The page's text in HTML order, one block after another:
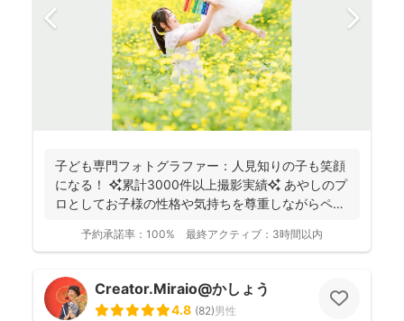
子ども専門フォトグラファー：人見知りの子も笑顔
になる！ ✨累計3000件以上撮影実績✨ あやしのプ
ロとしてお子様の性格や気持ちを尊重しながらペー
予約承諾率： 100% 最終アクティブ： 3時間以内
Creator.Miraio@かしょう
4.8 (82)男性